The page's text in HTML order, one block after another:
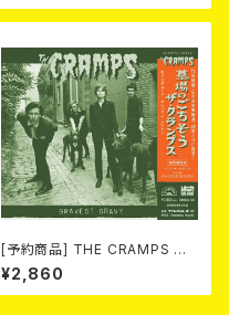
[予約商品] THE CRAMPS ザ・
クランプス / Gravest Gravy
（墓場のごちそう）(CD) 2026.8
月下旬
¥2,860